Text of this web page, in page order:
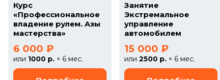
Курс
«Профессиональное
владение рулем. Азы
мастерства»
6 000 ₽
или 1000 р. × 6 мес.
Занятие
Экстремальное
управление
автомобилем
15 000 ₽
или2500 р. × 6 мес.